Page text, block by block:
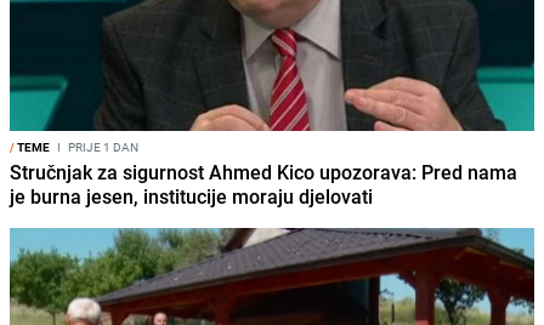
/TEME I PRIJE 1 DAN
Stručnjak za sigurnost Ahmed Kico upozorava: Pred nama
je burna jesen, institucije moraju djelovati